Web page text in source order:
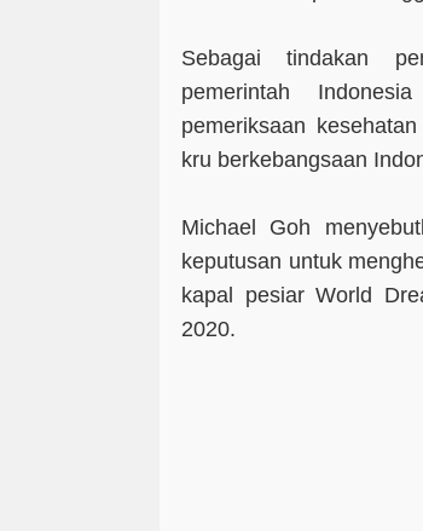
Sebagai tindakan
pemerintah
pemeriksaan
kru berkebangsaan
Michael Goh
keputusan untuk
kapal pesiar World
2020.